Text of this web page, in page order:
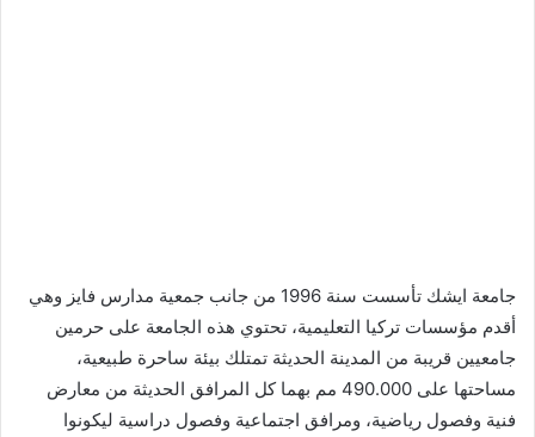
جامعة ايشك تأسست سنة 1996 من جانب جمعية مدارس فايز وهي
أقدم مؤسسات تركيا التعليمية، تحتوي هذه الجامعة على حرمين
جامعيين قريبة من المدينة الحديثة تمتلك بيئة ساحرة طبيعية،
مساحتها على 490.000 مم بهما كل المرافق الحديثة من معارض
فنية وفصول رياضية، ومرافق اجتماعية وفصول دراسية ليكونوا